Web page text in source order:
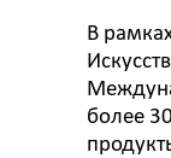
В
более